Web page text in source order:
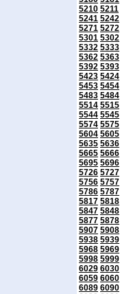
5210 5211
5241 5242
5271 5272
5301 5302
5332 5333
5362 5363
5392 5393
5423 5424
5453 5454
5483 5484
5514 5515
5544 5545
5574 5575
5604 5605
5635 5636
5665 5666
5695 5696
5726 5727
5756 5757
5786 5787
5817 5818
5847 5848
5877 5878
5907 5908
5938 5939
5968 5969
5998 5999
6029 6030
6059 6060
6089 6090